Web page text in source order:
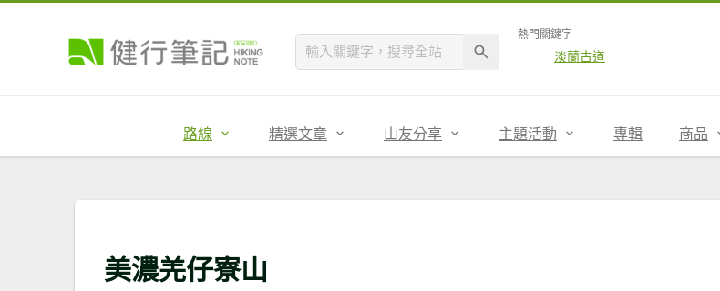
熱門關鍵字
淡蘭古道
路線 精選文章 山友分享 主題活動 專輯 商品
美濃羌仔寮山